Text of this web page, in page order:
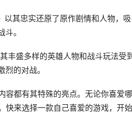
其忠实还原了原作剧情和人物，吸
。
丰盛多样的英雄人物和战斗玩法受到
的对战。
容都有其特殊的亮点。无论你喜爱哪
快来选择一款自己喜爱的游戏，开始